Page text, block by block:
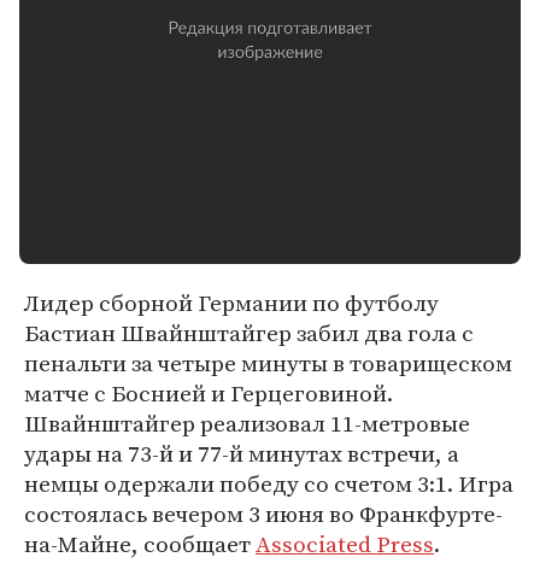
Лидер сборной Германии по футболу
Бастиан Швайнштайгер забил два гола с
пенальти за четыре минуты в товарищеском
матче с Боснией и Герцеговиной.
Швайнштайгер реализовал 11-метровые
удары на 73-й и 77-й минутах встречи, а
немцы одержали победу со счетом 3:1. Игра
состоялась вечером 3 июня во Франкфурте-
на-Майне, сообщаетAssociated Press.